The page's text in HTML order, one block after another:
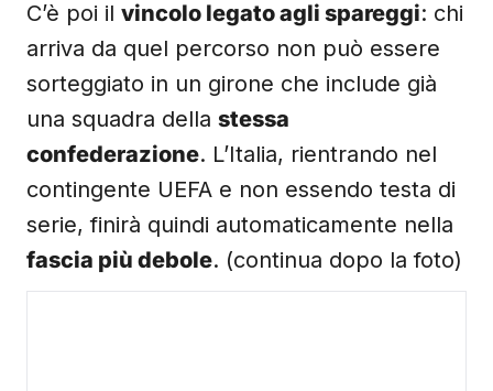
C’è poi il vincolo legato agli spareggi: chi
arriva da quel percorso non può essere
sorteggiato in un girone che include già
una squadra della stessa
confederazione. L’Italia, rientrando nel
contingente UEFA e non essendo testa di
serie, finirà quindi automaticamente nella
fascia più debole. (continua dopo la foto)